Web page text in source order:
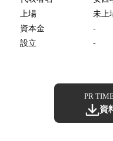
上場
未上
資本金
-
設立
-
PR
資